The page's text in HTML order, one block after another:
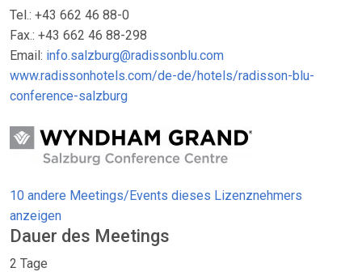
Tel.: +43 662 46 88-0
Fax.: +43 662 46 88-298
Email: info.salzburg@radissonblu.com
www.radissonhotels.com/de-de/hotels/radisson-blu-
conference-salzburg
10 andere Meetings/Events dieses Lizenznehmers
anzeigen
Dauer des Meetings
2 Tage